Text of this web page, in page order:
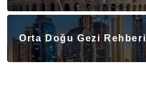
Orta Doğu Gezi Rehberi